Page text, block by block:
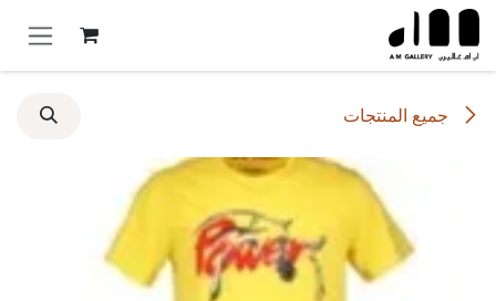
تخطي للذهاب إلى المحتوى
جميع المنتجات